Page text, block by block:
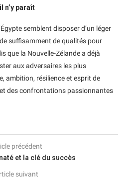
n’y paraît
semblent disposer d’un léger
suffisamment de qualités pour
que la Nouvelle-Zélande a déjà
aux adversaires les plus
ambition, résilience et esprit de
des confrontations passionnantes
précédent
et la clé du succès
suivant